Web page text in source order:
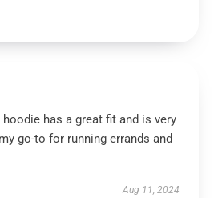
hoodie has a great fit and is very
go-to for running errands and
Aug 11, 2024